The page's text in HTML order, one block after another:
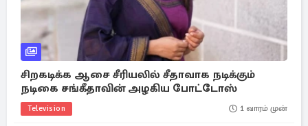
சிறகடிக்க ஆசை சீரியலில் சீதாவாக நடிக்கும்
நடிகை சங்கீதாவின் அழகிய போட்டோஸ்
Television 1 வாரம் முன்